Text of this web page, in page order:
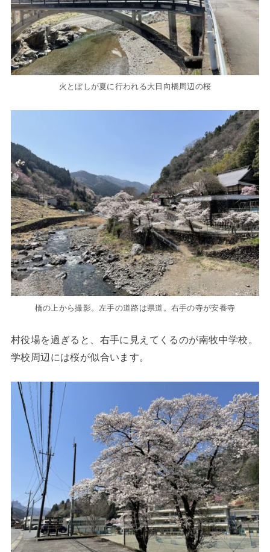
火とぼしが夏に行われる大日向橋周辺の桜
橋の上から撮影。左手の道路は県道。右手の寺が安養寺
村役場を過ぎると、右手に見えてくるのが南牧中学校。
学校周辺には桜が似合います。